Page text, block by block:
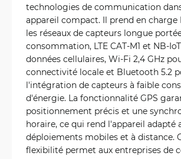
technologies de communication
appareil compact. Il prend en charge
les réseaux de capteurs longue
consommation, LTE CAT-M1 et NB-
données cellulaires, Wi-Fi 2,4 GHz
connectivité locale et Bluetooth 5.2
l'intégration de capteurs à faible
d'énergie. La fonctionnalité GPS
positionnement précis et une
horaire, ce qui rend l'appareil adapté
déploiements mobiles et à distance.
flexibilité permet aux entreprises de